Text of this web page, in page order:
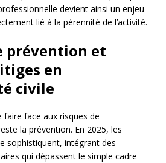
devient ainsi un enjeu
lié à la pérennité de l’activité.
prévention et
en
civile
faire face aux risques de
la prévention. En 2025, les
sophistiquent, intégrant des
qui dépassent le simple cadre